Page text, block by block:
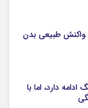
واکنش طبیعی بدن
دارد، اما با